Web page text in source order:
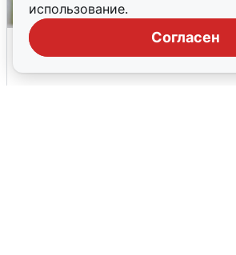
использование.
Согласен
Волгоградцы остались без
мобильного интернета